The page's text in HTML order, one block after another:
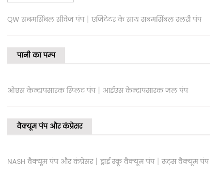
QW सबमर्सिबल सीवेज पंप|एजिटेटर के साथ सबमर्सिबल स्लरी पंप
पानी का पम्प
ओएस केन्द्रापसारक स्प्लिट पंप| आईएस केन्द्रापसारक जल पंप
वैक्यूम पंप और कंप्रेसर
NASH वैक्यूम पंप और कंप्रेसर|ड्राई स्क्रू वैक्यूम पंप|रूट्स वैक्यूम पंप